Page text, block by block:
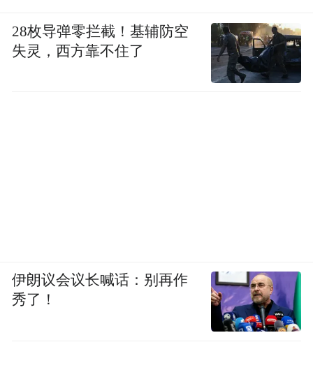
28枚导弹零拦截！基辅防空
失灵，西方靠不住了
伊朗议会议长喊话：别再作
秀了！